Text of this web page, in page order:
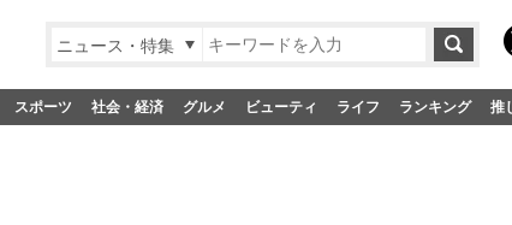
ニュース・特集
スポーツ 社会・経済 グルメ ビューティ ライフ ランキング 推